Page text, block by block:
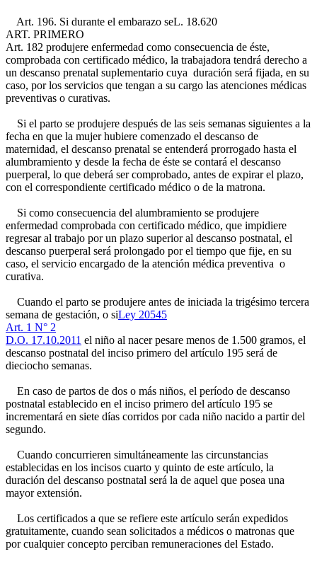
Art. 196. Si durante el embarazo seL. 18.620
ART. PRIMERO
Art. 182 produjere enfermedad como consecuencia de éste,
comprobada con certificado médico, la trabajadora tendrá derecho a
un descanso prenatal suplementario cuya duración será fijada, en su
caso, por los servicios que tengan a su cargo las atenciones médicas
preventivas o curativas.
Si el parto se produjere después de las seis semanas siguientes a la
fecha en que la mujer hubiere comenzado el descanso de
maternidad, el descanso prenatal se entenderá prorrogado hasta el
alumbramiento y desde la fecha de éste se contará el descanso
puerperal, lo que deberá ser comprobado, antes de expirar el plazo,
con el correspondiente certificado médico o de la matrona.
Si como consecuencia del alumbramiento se produjere
enfermedad comprobada con certificado médico, que impidiere
regresar al trabajo por un plazo superior al descanso postnatal, el
descanso puerperal será prolongado por el tiempo que fije, en su
caso, el servicio encargado de la atención médica preventiva o
curativa.
Cuando el parto se produjere antes de iniciada la trigésimo tercera
semana de gestación, o siLey 20545
Art. 1 N° 2
D.O. 17.10.2011 el niño al nacer pesare menos de 1.500 gramos, el
descanso postnatal del inciso primero del artículo 195 será de
dieciocho semanas.
En caso de partos de dos o más niños, el período de descanso
postnatal establecido en el inciso primero del artículo 195 se
incrementará en siete días corridos por cada niño nacido a partir del
segundo.
Cuando concurrieren simultáneamente las circunstancias
establecidas en los incisos cuarto y quinto de este artículo, la
duración del descanso postnatal será la de aquel que posea una
mayor extensión.
Los certificados a que se refiere este artículo serán expedidos
gratuitamente, cuando sean solicitados a médicos o matronas que
por cualquier concepto perciban remuneraciones del Estado.